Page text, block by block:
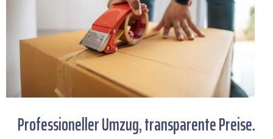
Professioneller Umzug, transparente Preise.